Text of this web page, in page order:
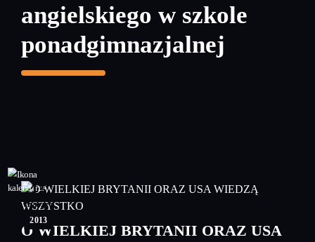
angielskiego w szkole
ponadgimnazjalnej
15
marzec
2013
O WIELKIEJ BRYTANII ORAZ USA